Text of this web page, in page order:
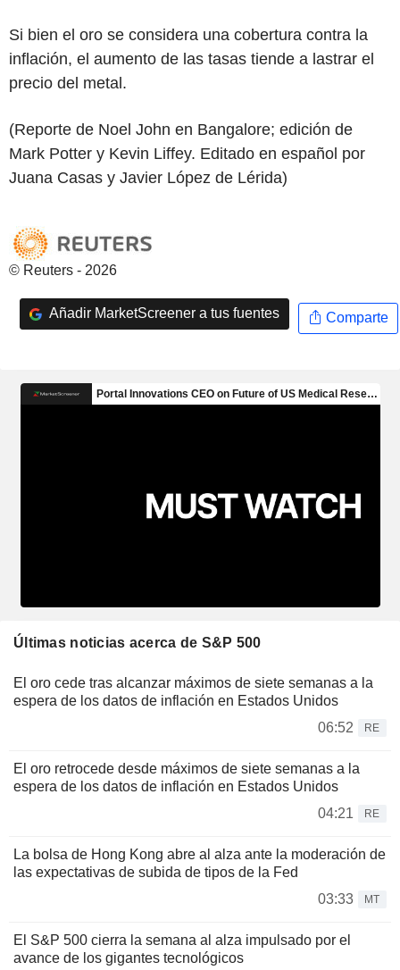
Si bien el oro se considera una cobertura contra la
inflación, el aumento de las tasas tiende a lastrar el
precio del metal.
(Reporte de Noel John en Bangalore; edición de
Mark Potter y Kevin Liffey. Editado en español por
Juana Casas y Javier López de Lérida)
© Reuters - 2026
Añadir MarketScreener a tus fuentes Comparte
Últimas noticias acerca de S&P 500
El oro cede tras alcanzar máximos de siete semanas a la
espera de los datos de inflación en Estados Unidos
06:52
RE
El oro retrocede desde máximos de siete semanas a la
espera de los datos de inflación en Estados Unidos
04:21
RE
La bolsa de Hong Kong abre al alza ante la moderación de
las expectativas de subida de tipos de la Fed
03:33
MT
El S&P 500 cierra la semana al alza impulsado por el
avance de los gigantes tecnológicos